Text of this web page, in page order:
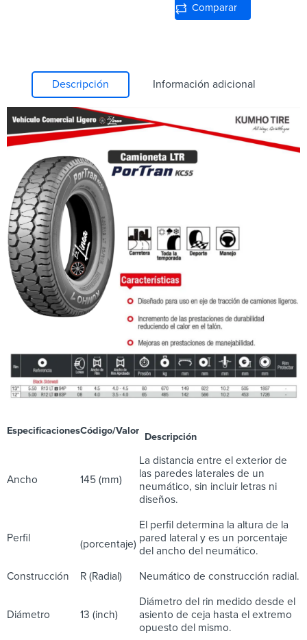
Comparar
Descripción Información adicional
EspecificacionesCódigo/Valor
Descripción
Ancho 145 (mm)
La distancia entre el exterior de
las paredes laterales de un
neumático, sin incluir letras ni
diseños.
Perfil (porcentaje)
El perfil determina la altura de la
pared lateral y es un porcentaje
del ancho del neumático.
Construcción R (Radial) Neumático de construcción radial.
Diámetro 13 (inch)
Diámetro del rin medido desde el
asiento de ceja hasta el extremo
opuesto del mismo.